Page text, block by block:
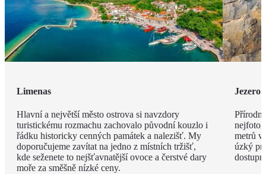
Limenas
Hlavní a největší město ostrova si navzdory
turistickému rozmachu zachovalo původní kouzlo i
řádku historicky cenných památek a nalezišť. My
doporučujeme zavítat na jedno z místních tržišť,
kde seženete to nejšťavnatější ovoce a čerstvé dary
moře za směšně nízké ceny.
Jezero
metrů
úzký